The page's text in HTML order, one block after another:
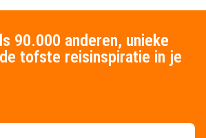
90.000 anderen, unieke
tofste reisinspiratie in je